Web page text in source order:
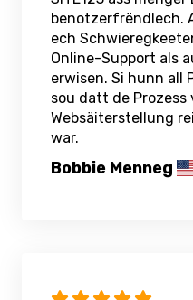
benotzerfrëndlech.
ech
Online-Support als
erwisen. Si hunn all
sou datt de Prozess
Websäiterstellung
war.
Bobbie Menneg